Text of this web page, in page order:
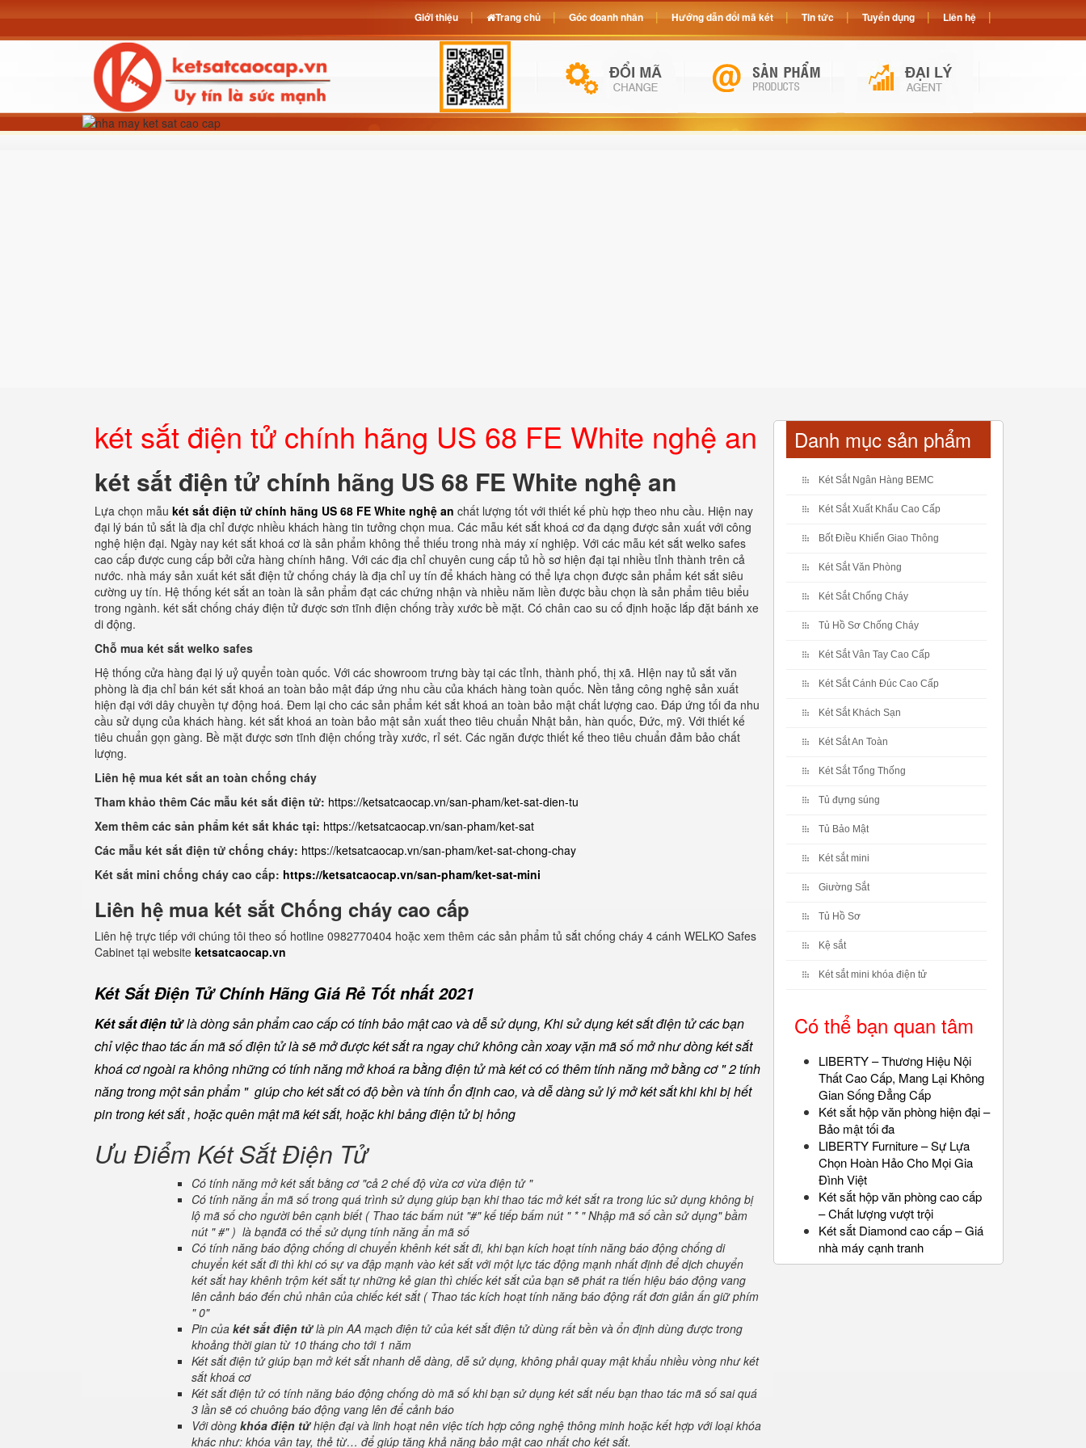
két sắt điện tử chính hãng US 68 FE White nghệ an
két sắt điện tử chính hãng US 68 FE White nghệ an
Lựa chọn mẫu két sắt điện tử chính hãng US 68 FE White nghệ an chất lượng tốt với thiết kế phù hợp theo nhu cầu. Hiện nay
đại lý bán tủ sắt là địa chỉ được nhiều khách hàng tin tưởng chọn mua. Các mẫu két sắt khoá cơ đa dạng được sản xuất với công
nghệ hiện đại. Ngày nay két sắt khoá cơ là sản phẩm không thể thiếu trong nhà máy xí nghiệp. Với các mẫu két sắt welko safes
cao cấp được cung cấp bởi cửa hàng chính hãng. Với các địa chỉ chuyên cung cấp tủ hồ sơ hiện đại tại nhiều tỉnh thành trên cả
nước. nhà máy sản xuất két sắt điện tử chống cháy là địa chỉ uy tín để khách hàng có thể lựa chọn được sản phẩm két sắt siêu
cường uy tín. Hệ thống két sắt an toàn là sản phẩm đạt các chứng nhận và nhiều năm liền được bầu chọn là sản phẩm tiêu biểu
trong ngành. két sắt chống cháy điện tử được sơn tĩnh điện chống trầy xước bề mặt. Có chân cao su cố định hoặc lắp đặt bánh xe
di động.
Chỗ mua két sắt welko safes
Hệ thống cửa hàng đại lý uỷ quyển toàn quốc. Với các showroom trưng bày tại các tỉnh, thành phố, thị xã. HIện nay tủ sắt văn
phòng là địa chỉ bán két sắt khoá an toàn bảo mật đáp ứng nhu cầu của khách hàng toàn quốc. Nền tảng công nghệ sản xuất
hiện đại với dây chuyền tự động hoá. Đem lại cho các sản phẩm két sắt khoá an toàn bảo mật chất lượng cao. Đáp ứng tối đa nhu
cầu sử dụng của khách hàng. két sắt khoá an toàn bảo mật sản xuất theo tiêu chuẩn Nhật bản, hàn quốc, Đức, mỹ. Với thiết kế
tiêu chuẩn gọn gàng. Bề mặt được sơn tĩnh điện chống trầy xước, rỉ sét. Các ngăn được thiết kế theo tiêu chuẩn đảm bảo chất
lượng.
Liên hệ mua két sắt an toàn chống cháy
Tham khảo thêm Các mẫu két sắt điện tử: https://ketsatcaocap.vn/san-pham/ket-sat-dien-tu
Xem thêm các sản phẩm két sắt khác tại: https://ketsatcaocap.vn/san-pham/ket-sat
Các mẫu két sắt điện tử chống cháy: https://ketsatcaocap.vn/san-pham/ket-sat-chong-chay
Két sắt mini chống cháy cao cấp: https://ketsatcaocap.vn/san-pham/ket-sat-mini
Liên hệ mua két sắt Chống cháy cao cấp
Liên hệ trực tiếp với chúng tôi theo số hotline 0982770404 hoặc xem thêm các sản phẩm tủ sắt chống cháy 4 cánh WELKO Safes
Cabinet tại website ketsatcaocap.vn
Két Sắt Điện Tử Chính Hãng Giá Rẻ Tốt nhất 2021
Két sắt điện tửlà dòng sản phẩm cao cấp có tính bảo mật cao và dễ sử dụng, Khi sử dụng két sắt điện tử các bạn
chỉ việc thao tác ấn mã số điện tử là sẽ mở được két sắt ra ngay chứ không cần xoay vặn mã số mở như dòng két sắt
khoá cơ ngoài ra không những có tính năng mở khoá ra bằng điện tử mà két có có thêm tính năng mở bằng cơ " 2 tính
năng trong một sản phẩm " giúp cho két sắt có độ bền và tính ổn định cao, và dễ dàng sử lý mở két sắt khi khi bị hết
pin trong két sắt , hoặc quên mật mã két sắt, hoặc khi bảng điện tử bị hỏng
Ưu Điểm Két Sắt Điện Tử
Có tính năng mở két sắt bằng cơ "cả 2 chế độ vừa cơ vừa điện tử "
Có tính năng ẩn mã số trong quá trình sử dụng giúp bạn khi thao tác mở két sắt ra trong lúc sử dụng không bị
lộ mã số cho người bên cạnh biết ( Thao tác bấm nút "#" kế tiếp bấm nút " * " Nhập mã số cần sử dụng" bầm
nút " #" ) là bạnđã có thể sử dụng tính năng ẩn mã số
Có tính năng báo động chống di chuyển khênh két sắt đi, khi bạn kích hoạt tính năng báo động chống di
chuyển két sắt đi thì khi có sự va đập mạnh vào két sắt với một lực tác động mạnh nhất định để dịch chuyển
két sắt hay khênh trộm két sắt tự những kẻ gian thì chiếc két sắt của bạn sẽ phát ra tiến hiệu báo động vang
lên cảnh báo đến chủ nhân của chiếc két sắt ( Thao tác kích hoạt tính năng báo động rất đơn giản ấn giữ phím
" 0"
Pin của két sắt điện tửlà pin AA mạch điện tử của két sắt điện tử dùng rất bền và ổn định dùng được trong
khoảng thời gian từ 10 tháng cho tới 1 năm
Két sắt điện tử giúp bạn mở két sắt nhanh dễ dàng, dễ sử dụng, không phải quay mật khẩu nhiều vòng như két
sắt khoá cơ
Két sắt điện tử có tính năng báo động chống dò mã số khi bạn sử dụng két sắt nếu bạn thao tác mã số sai quá
3 lần sẽ có chuông báo động vang lên để cảnh báo
Với dòng khóa điện tửhiện đại và linh hoạt nên việc tích hợp công nghệ thông minh hoặc kết hợp với loại khóa
khác như: khóa vân tay, thẻ từ… để giúp tăng khả năng bảo mật cao nhất cho két sắt.
Danh mục sản phẩm
Két Sắt Ngân Hàng BEMC
Két Sắt Xuất Khẩu Cao Cấp
Bốt Điều Khiển Giao Thông
Két Sắt Văn Phòng
Két Sắt Chống Cháy
Tủ Hồ Sơ Chống Cháy
Két Sắt Vân Tay Cao Cấp
Két Sắt Cánh Đúc Cao Cấp
Két Sắt Khách Sạn
Két Sắt An Toàn
Két Sắt Tổng Thống
Tủ đựng súng
Tủ Bảo Mật
Két sắt mini
Giường Sắt
Tủ Hồ Sơ
Kệ sắt
Két sắt mini khóa điện tử
Có thể bạn quan tâm
LIBERTY – Thương Hiệu Nội
Thất Cao Cấp, Mang Lại Không
Gian Sống Đẳng Cấp
Két sắt hộp văn phòng hiện đại –
Bảo mật tối đa
LIBERTY Furniture – Sự Lựa
Chọn Hoàn Hảo Cho Mọi Gia
Đình Việt
Két sắt hộp văn phòng cao cấp
– Chất lượng vượt trội
Két sắt Diamond cao cấp – Giá
nhà máy cạnh tranh
Giới thiệu Trang chủ Góc doanh nhân Hướng dẫn đổi mã két Tin tức Tuyển dụng Liên hệ